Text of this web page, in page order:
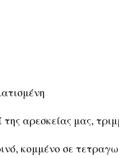
της αρεσκείας μας,
κομμένο σε